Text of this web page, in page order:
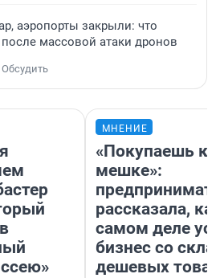
аэропорты закрыли: что
массовой атаки дронов
Обсудить
МНЕНИЕ
«Покупаешь
мешке»:
рассказала,
самом деле
бизнес со
дешевых